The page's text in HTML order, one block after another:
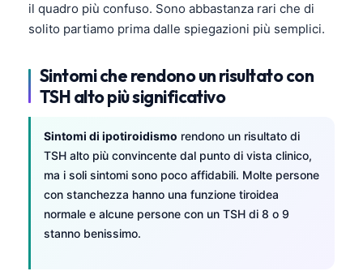
il quadro più confuso. Sono abbastanza rari che di
solito partiamo prima dalle spiegazioni più semplici.
Sintomi che rendono un risultato con
TSH alto più significativo
Sintomi di ipotiroidismo rendono un risultato di
TSH alto più convincente dal punto di vista clinico,
ma i soli sintomi sono poco affidabili. Molte persone
con stanchezza hanno una funzione tiroidea
normale e alcune persone con un TSH di 8 o 9
stanno benissimo.